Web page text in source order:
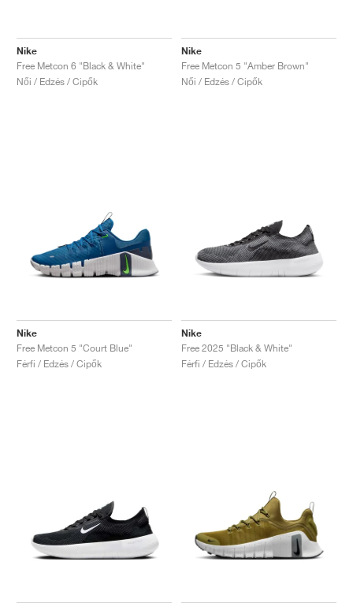
Nike
Free Metcon 6 "Black & White"
Női / Edzés / Cipők
Nike
Free Metcon 5 "Amber Brown"
Női / Edzés / Cipők
Nike
Free Metcon 5 "Court Blue"
Férfi / Edzés / Cipők
Nike
Free 2025 "Black & White"
Férfi / Edzés / Cipők